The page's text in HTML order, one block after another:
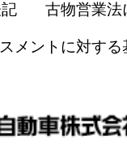
古物営業法
メントに対する